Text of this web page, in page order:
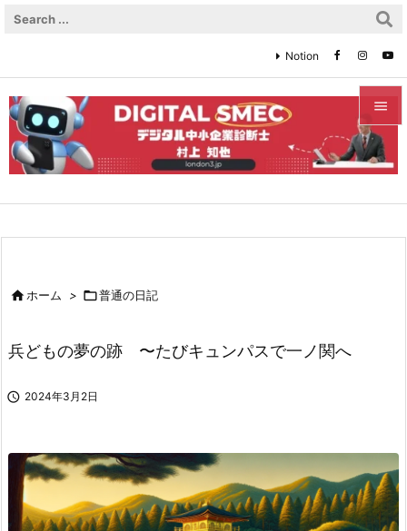


メニュ

Notion
ホーム > 普通の日記
兵どもの夢の跡 〜たびキュンパスで一ノ関へ
 2024年3月2日